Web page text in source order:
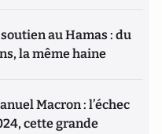
au Hamas : du
la même haine
Macron : l’échec
cette grande